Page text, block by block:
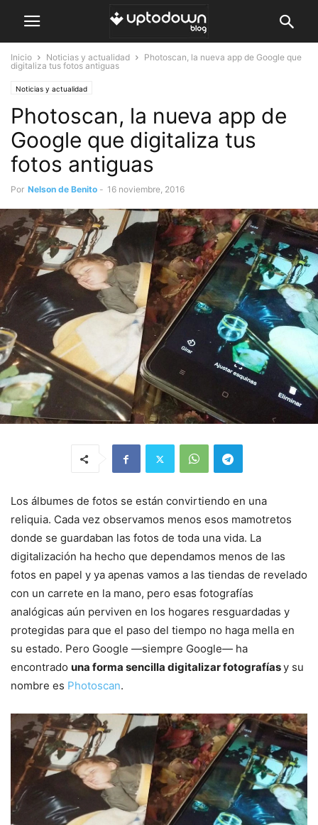
Inicio Noticias y actualidad
Photoscan, la nueva app de Google que
digitaliza tus fotos antiguas
Noticias y actualidad
Photoscan, la nueva app de
Google que digitaliza tus
fotos antiguas
Por Nelson de Benito - 16 noviembre, 2016
Los álbumes de fotos se están convirtiendo en una
reliquia. Cada vez observamos menos esos mamotretos
donde se guardaban las fotos de toda una vida. La
digitalización ha hecho que dependamos menos de las
fotos en papel y ya apenas vamos a las tiendas de revelado
con un carrete en la mano, pero esas fotografías
analógicas aún perviven en los hogares resguardadas y
protegidas para que el paso del tiempo no haga mella en
su estado. Pero Google —siempre Google— ha
encontrado una forma sencilla digitalizar fotografíasy su
nombre es Photoscan.